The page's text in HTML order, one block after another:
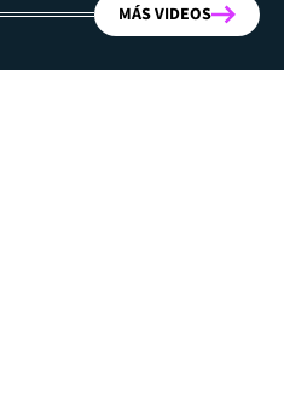
MÁS VIDEOS